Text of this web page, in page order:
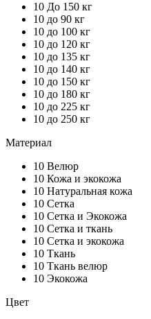
10 До 150 кг
10 до 90 кг
10 до 100 кг
10 до 120 кг
10 до 135 кг
10 до 140 кг
10 до 150 кг
10 до 180 кг
10 до 225 кг
10 до 250 кг
Материал
10 Велюр
10 Кожа и экокожа
10 Натуральная кожа
10 Сетка
10 Сетка и Экокожа
10 Сетка и ткань
10 Сетка и экокожа
10 Ткань
10 Ткань велюр
10 Экокожа
Цвет